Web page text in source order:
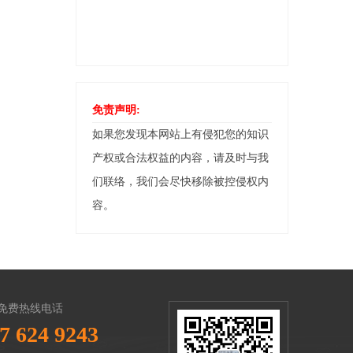
免责声明:
如果您发现本网站上有侵犯您的知识
产权或合法权益的内容，请及时与我
们联络，我们会尽快移除被控侵权内
容。
费热线电话
624 9243